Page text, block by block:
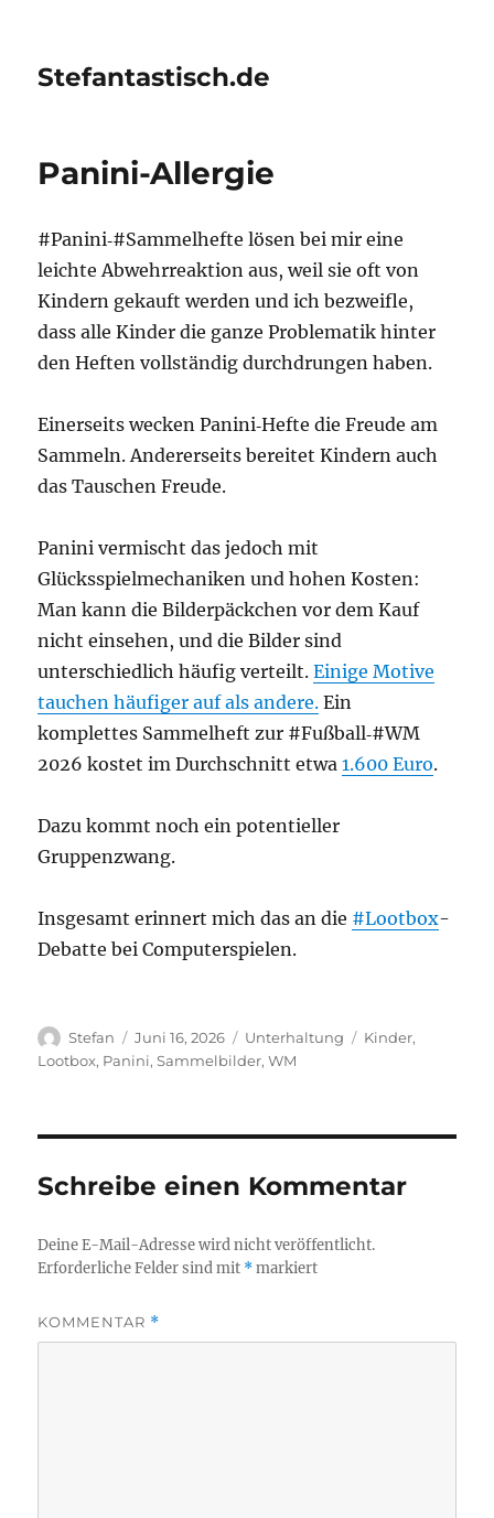
Stefantastisch.de
Panini-Allergie
#Panini‑#Sammelhefte lösen bei mir eine
leichte Abwehrreaktion aus, weil sie oft von
Kindern gekauft werden und ich bezweifle,
dass alle Kinder die ganze Problematik hinter
den Heften vollständig durchdrungen haben.
Einerseits wecken Panini‑Hefte die Freude am
Sammeln. Andererseits bereitet Kindern auch
das Tauschen Freude.
Panini vermischt das jedoch mit
Glücksspielmechaniken und hohen Kosten:
Man kann die Bilderpäckchen vor dem Kauf
nicht einsehen, und die Bilder sind
unterschiedlich häufig verteilt.Einige Motive
tauchen häufiger auf als andere. Ein
komplettes Sammelheft zur #Fußball‑#WM
2026 kostet im Durchschnitt etwa1.600 Euro.
Dazu kommt noch ein potentieller
Gruppenzwang.
Insgesamt erinnert mich das an die #Lootbox-
Debatte bei Computerspielen.
Autor
Stefan
Veröffentlicht
am
Juni 16, 2026 Kategorien
Unterhaltung Schlagwörter
Kinder,
Lootbox, Panini,Sammelbilder,WM
Schreibe einen Kommentar
Deine E-Mail-Adresse wird nicht veröffentlicht.
Erforderliche Felder sind mit *markiert
KOMMENTAR *